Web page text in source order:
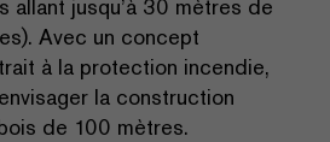
allant jusqu’à 30 mètres de
Avec un concept
à la protection incendie,
la construction
de 100 mètres.